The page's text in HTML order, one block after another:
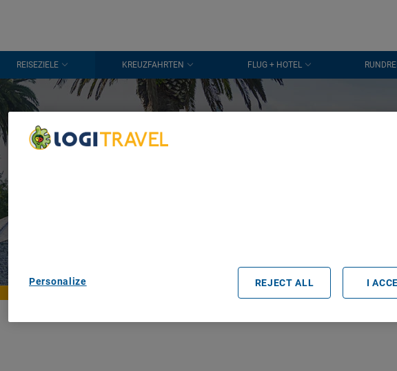
REISEZIELE KREUZFAHRTEN FLUG + HOTEL
VON 01. BIS 30. NOVEMBER
Urlaub im
Personalize REJECT ALL I